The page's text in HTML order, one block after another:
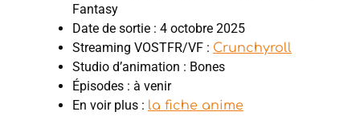
Fantasy
Date de sortie : 4 octobre 2025
Streaming VOSTFR/VF : Crunchyroll
Studio d’animation : Bones
Épisodes : à venir
En voir plus : la fiche anime